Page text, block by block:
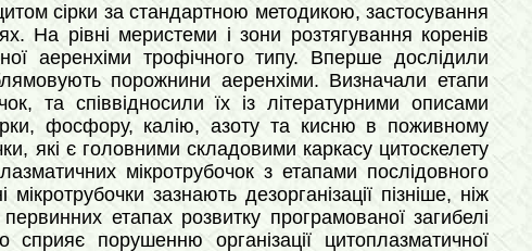
сірки за стандартною методикою, застосування
На рівні меристеми і зони розтягування коренів
аеренхіми трофічного типу. Вперше дослідили
порожнини аеренхіми. Визначали етапи
та співвідносили їх із літературними описами
фосфору, калію, азоту та кисню в поживному
які є головними складовими каркасу цитоскелету
мікротрубочок з етапами послідовного
зазнають дезорганізації пізніше, ніж
етапах розвитку програмованої загибелі
порушенню організації цитоплазматичної